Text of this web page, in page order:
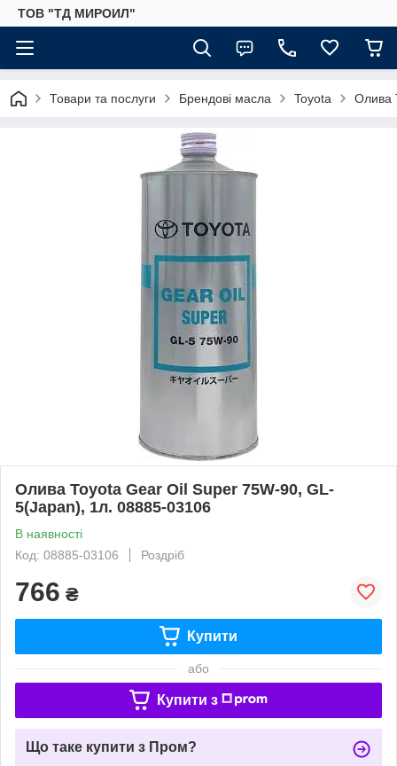
ТОВ "ТД МИРОИЛ"
Товари та послуги Брендові масла Toyota Олива
Олива Toyota Gear Oil Super 75W-90, GL-
5(Japan), 1л. 08885-03106
В наявності
Код: 08885-03106
Роздріб
766 ₴
Купити
або
Купити з
Що таке купити з Пром?